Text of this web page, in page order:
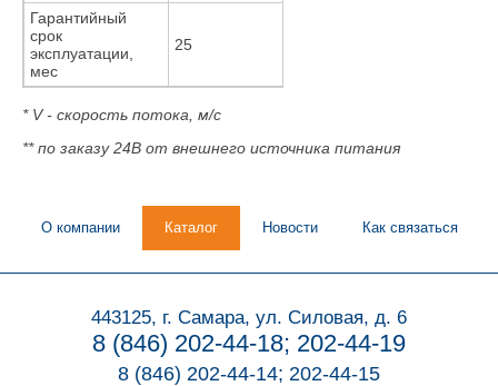
Гарантийный
срок
эксплуатации,
мес
25
* V - скорость потока, м/с
** по заказу 24В от внешнего источника питания
О компании Каталог Новости Как связаться
443125, г. Самара, ул. Силовая, д. 6
8 (846) 202-44-18; 202-44-19
8 (846) 202-44-14; 202-44-15